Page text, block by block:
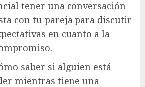
tener una conversación
con tu pareja para discutir
en cuanto a la
saber si alguien está
mientras tiene una